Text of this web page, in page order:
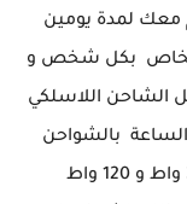
معك لمدة يومين
الخاص بكل شخص و
الشاحن اللاسلكي
بالشواحن
الاي تدعم الشحن السريع التي سعتها 33 واط و 120 واط